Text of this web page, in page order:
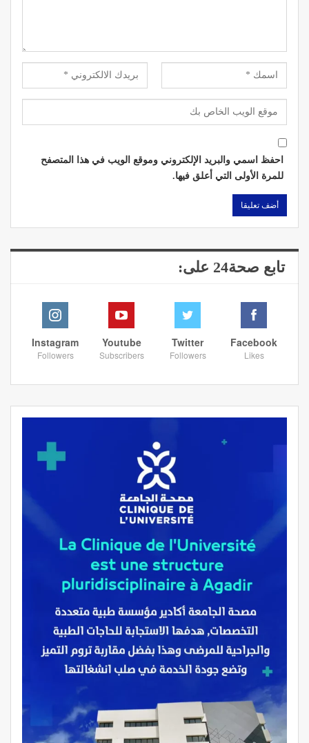
احفظ اسمي والبريد الإلكتروني وموقع الويب في هذا المتصفح
للمرة الأولى التي أعلق فيها.
تابع صحة24 على:
Facebook
Likes
Twitter
Followers
Youtube
Subscribers
Instagram
Followers